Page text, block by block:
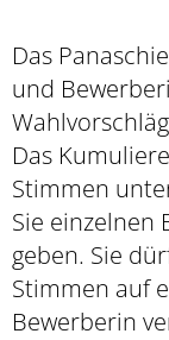
Das
und
Das
Stimmen
Sie einzelnen
geben. Sie
Stimmen auf
Bewerberin